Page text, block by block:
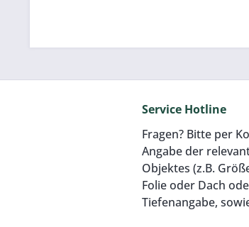
Service Hotline
Fragen? Bitte per
Angabe der
Objektes (z.B.
Folie oder Dach
Tiefenangabe,